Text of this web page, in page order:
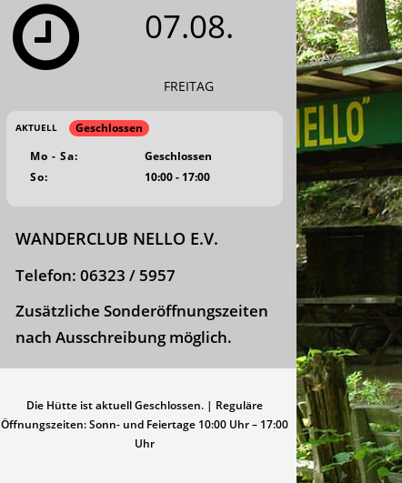
07.08.
FREITAG
AKTUELL
Geschlossen
Mo - Sa:
Geschlossen
So:
10:00 - 17:00
WANDERCLUB NELLO E.V.
Telefon:06323 / 5957
Zusätzliche Sonderöffnungszeiten
nach Ausschreibung möglich.
Die Hütte ist aktuell Geschlossen. | Reguläre
Öffnungszeiten: Sonn- und Feiertage 10:00 Uhr – 17:00
Uhr